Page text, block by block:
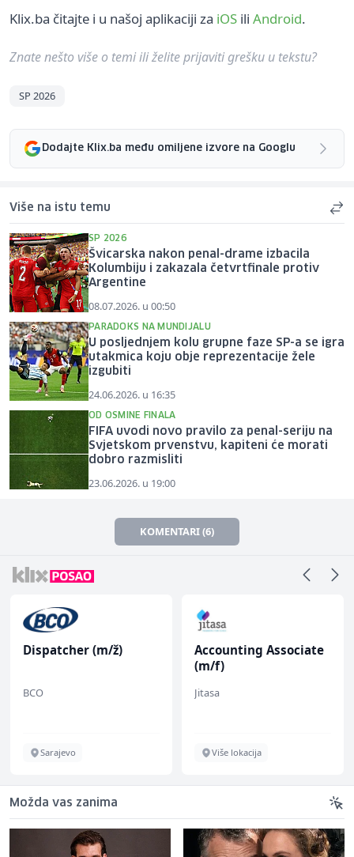
Klix.ba čitajte i u našoj aplikaciji za iOS ili Android.
Znate nešto više o temi ili želite prijaviti grešku u tekstu?
SP 2026
Dodajte Klix.ba među omiljene izvore na Googlu
Više na istu temu
SP 2026
Švicarska nakon penal-drame izbacila
Kolumbiju i zakazala četvrtfinale protiv
Argentine
08.07.2026. u 00:50
PARADOKS NA MUNDIJALU
U posljednjem kolu grupne faze SP-a se igra
utakmica koju obje reprezentacije žele
izgubiti
24.06.2026. u 16:35
OD OSMINE FINALA
FIFA uvodi novo pravilo za penal-seriju na
Svjetskom prvenstvu, kapiteni će morati
dobro razmisliti
23.06.2026. u 19:00
KOMENTARI (6)
Dispatcher (m/ž)
BCO
Sarajevo
Accounting Associate
(m/f)
Jitasa
Više lokacija
Možda vas zanima